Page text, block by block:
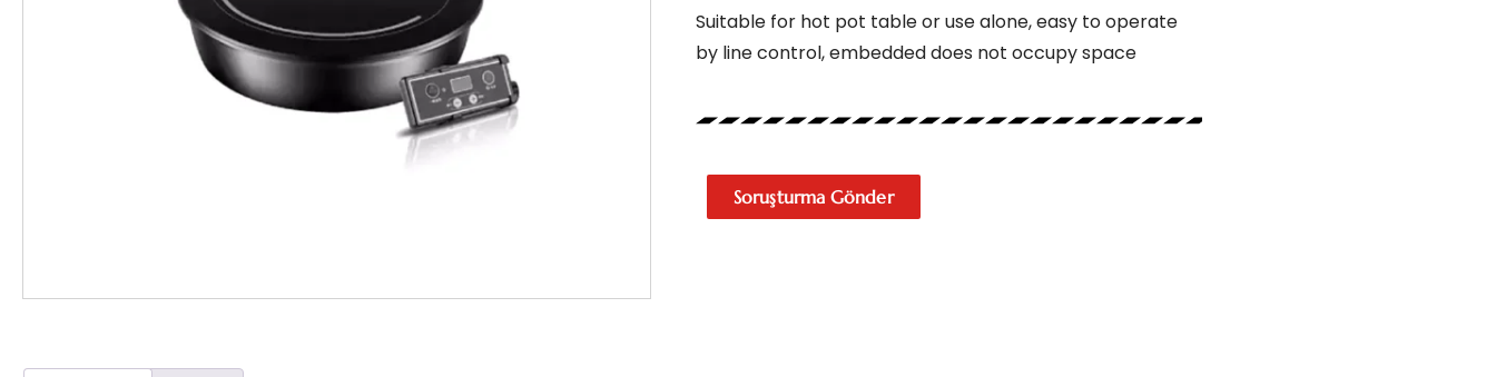
Suitable for hot pot table or use alone, easy to operate
by line control, embedded does not occupy space
Soruşturma Gönder